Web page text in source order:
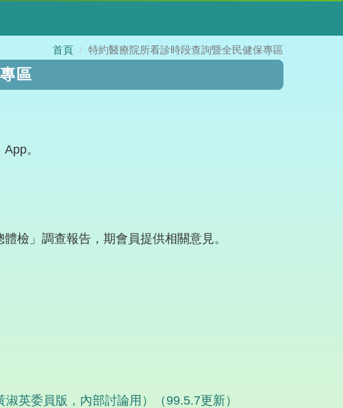
首頁 特約醫療院所看診時段查詢暨全民健保專區
區
。
檢」調查報告，期會員提供相關意見。
英委員版，內部討論用）（99.5.7更新）